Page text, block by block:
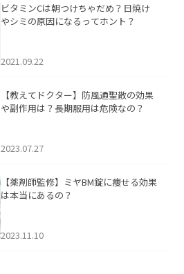
ビタミンCは朝つけちゃだめ？日焼け
やシミの原因になるってホント？
2021.09.22
【教えてドクター】防風通聖散の効果
や副作用は？長期服用は危険なの？
2023.07.27
【薬剤師監修】ミヤBM錠に痩せる効果
は本当にあるの？
2023.11.10